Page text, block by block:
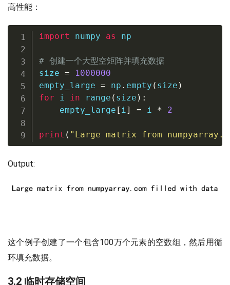
高性能：
import numpy as np
# 创建一个大型空矩阵并填充数据
size =
1000000
empty_large = np . empty ( size )
for i in range ( size ) :
    empty_large
[ i ] = i * 2
print ( "Large matrix from
Output:
这个例子创建了一个包含100万个元素的空数组，然后用循
环填充数据。
3.2 临时存储空间